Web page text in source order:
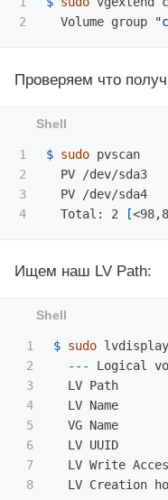
  Volume group
Проверяем что
1
2
3
$ sudo pvscan
PV /dev/sda3
PV /dev/sda4
  Total: 2
[
Ищем наш LV Path:
1
2
3
4
5
6
7
8
$ sudo lvdisplay
---
Logical
LV Path
LV Name
VG Name
LV UUID
LV Write
LV Creation